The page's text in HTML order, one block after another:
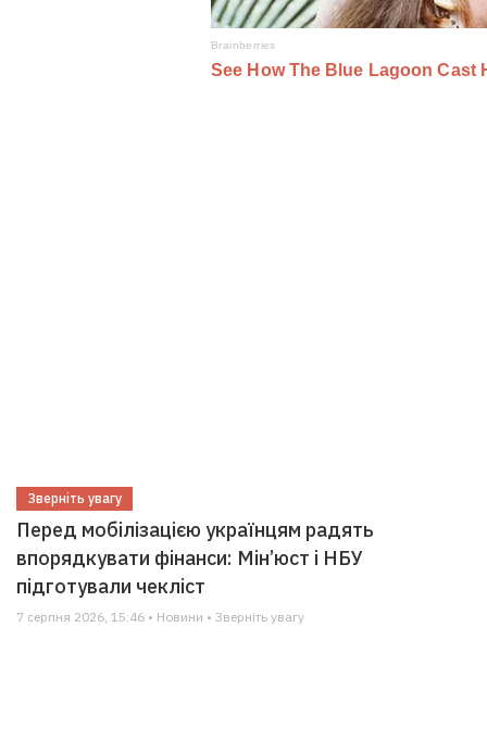
Зверніть увагу
Перед мобілізацією українцям радять
впорядкувати фінанси: Мін’юст і НБУ
підготували чекліст
7 серпня 2026, 15:46 • Новини • Зверніть увагу